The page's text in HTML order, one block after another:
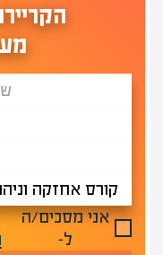
אני מסכים/ה
ל-